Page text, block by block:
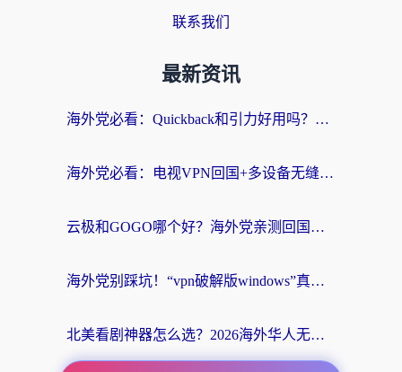
联系我们
最新资讯
海外党必看：Quickback和引力好用吗？3分钟搞懂回国加速器怎么选
海外党必看：电视VPN回国+多设备无缝访问国内资源的实用指南
云极和GOGO哪个好？海外党亲测回国加速器选择指南（附iOS免费&Windows VPN实用技巧）
海外党别踩坑！“vpn破解版windows”真的能用？教你选对回国加速器无缝刷国内资源
北美看剧神器怎么选？2026海外华人无缝访问国内资源全攻略